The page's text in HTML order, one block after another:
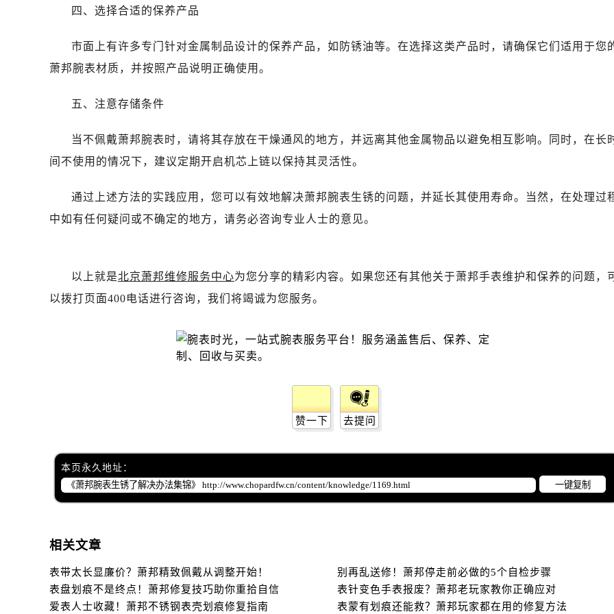
吉林省白山市浑江区浑江大街萧邦售后服务中心（需提前预约）
吉林省辽源市龙山区人民大街萧邦售后服务中心（需提前预约）
吉林省梅河口市新华街道梅河大街萧邦售后服务中心（需提前预约）
吉林省松原市宁江区五环大街萧邦售后服务中心（需提前预约）
吉林省延边市延吉市解放路萧邦售后服务中心（需提前预约）
辽宁省鞍山市铁东区站前街萧邦售后服务中心（需提前预约）
辽宁省朝阳市双塔区新华路萧邦售后服务中心（需提前预约）
辽宁省丹东市振兴区七经街萧邦售后服务中心（需提前预约）
辽宁省葫芦岛市连山区中央路萧邦售后服务中心（需提前预约）
辽宁省锦州市古塔区中央大街萧邦售后服务中心（需提前预约）
辽宁省盘锦市兴隆台区石油大街萧邦售后服务中心（需提前预约）
辽宁省铁岭市银州区南马路萧邦售后服务中心（需提前预约）
辽宁省沈阳市沈河区中街路137号亨得利名表维修授权店1楼萧邦售后服务中心（需提前预约）
辽宁省沈阳市沈河区中街路83号亨得利名表维修授权店1楼萧邦售后服务中心（需提前预约）
北京市朝阳区建国门外大街甲6号华熙国际中心D座11层1102室萧邦售后服务中心（需提前预约）
内蒙古自治区阿拉善盟市左旗土尔扈特大街萧邦售后服务中心（需提前预约）
内蒙古自治区巴彦淖尔市临河区新华街萧邦售后服务中心（需提前预约）
内蒙古自治区呼伦贝尔市海拉尔区中央街萧邦售后服务中心（需提前预约）
内蒙古自治区通辽市科尔沁区明仁大街萧邦售后服务中心（需提前预约）
四、选择合适的保养产品
市面上有许多专门针对金属制品设计的保养产品，如防锈油等。在选择这类产品时，请确保它们适用于您
萧邦腕表材质，并按照产品说明正确使用。
五、注意存储条件
当不佩戴萧邦腕表时，请将其存放在干燥通风的地方，并远离其他金属物品以避免相互影响。同时，在长
间不使用的情况下，建议定期开启机芯上链以保持其灵活性。
通过上述方法的实践应用，您可以有效地解决萧邦腕表生锈的问题，并延长其使用寿命。当然，在处理过
中如有任何疑问或不确定的地方，请务必咨询专业人士的意见。
以上就是北京萧邦维修服务中心为您分享的精彩内容。如果您还有其他关于萧邦手表维护和保养的问题，
以拨打页面400电话进行咨询，我们将竭诚为您服务。
赞一下 去提问
本页永久地址：
一键复制
相关文章
表带太长显廉价？萧邦精致佩戴从调整开始！
别再乱送修！萧邦停走前必做的5个自检步骤
表盘划痕不是终点！萧邦修复技巧助你重拾自信
表针变色手表报废？萧邦老玩家教你正确应对
爱表人士收藏！萧邦不锈钢表壳划痕修复指南
表蒙有划痕还能救？萧邦玩家都在用的修复方法